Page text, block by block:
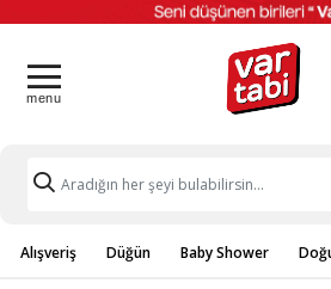
Alışveriş Düğün Baby Shower